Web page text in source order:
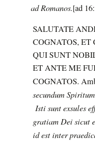
ad Romanos.[ad
SALUTATE
COGNATOS, ET
QUI SUNT
ET ANTE ME
COGNATOS.
secundum
Isti sunt exsules
gratiam Dei sicut
id est inter